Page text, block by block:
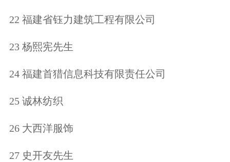
22 福建省钰力建筑工程有限公司
23 杨熙宪先生
24 福建首猎信息科技有限责任公司
25 诚林纺织
26 大西洋服饰
27 史开友先生